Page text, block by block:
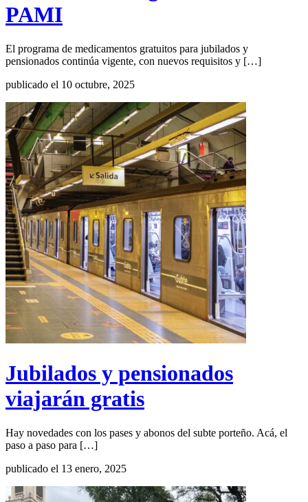
PAMI
El programa de medicamentos gratuitos para jubilados y
pensionados continúa vigente, con nuevos requisitos y […]
publicado el 10 octubre, 2025
Jubilados y pensionados
viajarán gratis
Hay novedades con los pases y abonos del subte porteño. Acá, el
paso a paso para […]
publicado el 13 enero, 2025